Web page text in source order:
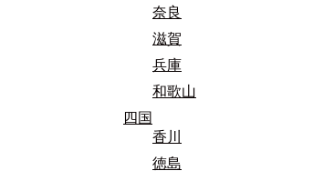
奈良
滋賀
兵庫
和歌山
四国
香川
徳島